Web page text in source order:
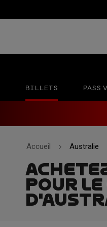
BILLETS PASS
Accueil Australie
POUR LE